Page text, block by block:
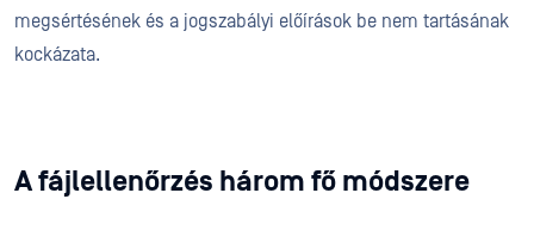
megsértésének és a jogszabályi előírások be nem tartásának
kockázata.
A fájlellenőrzés három fő módszere